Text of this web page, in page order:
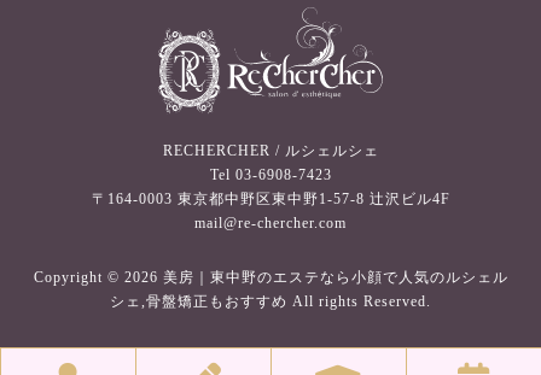
RECHERCHER / ルシェルシェ
Tel 03-6908-7423
〒164-0003 東京都中野区東中野1-57-8 辻沢ビル4F
mail@re-chercher.com
Copyright © 2026 美房｜東中野のエステなら小顔で人気のルシェル
シェ,骨盤矯正もおすすめ All rights Reserved.